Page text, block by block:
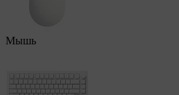
Мышь